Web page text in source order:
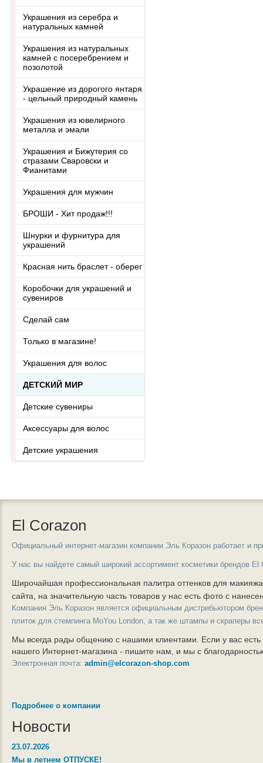
Украшения из серебра и
натуральных камней
Украшения из натуральных
камней с посеребрением и
позолотой
Украшение из дорогого янтаря
- цельный природный камень
Украшения из ювелирного
металла и эмали
Украшения и Бижутерия со
стразами Сваровски и
Фианитами
Украшения для мужчин
БРОШИ - Хит продаж!!!
Шнурки и фурнитура для
украшений
Красная нить браслет - оберег
Коробочки для украшений и
сувениров
Сделай сам
Только в магазине!
Украшения для волос
ДЕТСКИЙ МИР
Детские сувениры
Аксессуары для волос
Детские украшения
El Corazon
Официальный интернет-магазин компании Эль Коразон работает и
У нас вы найдете самый широкий ассортимент косметики брендов El
Широчайшая профессиональная палитра оттенков для
сайта, на значительную часть товаров у нас есть фото с
Компания Эль Коразон является официальным дистрибьютором
плиток для стемпинга MoYou London, а так же штампы и скраперы
Мы всегда рады общению с нашими клиентами. Если у вас
нашего Интернет-магазина - пишите нам, и мы с
Электронная почта: admin@elcorazon-shop.com
Подробнее о компании
Новости
23.07.2026
Мы в летнем ОТПУСКЕ!